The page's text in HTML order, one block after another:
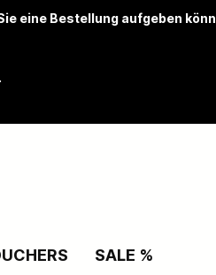
Sie eine Bestellung aufgeben
SALE %